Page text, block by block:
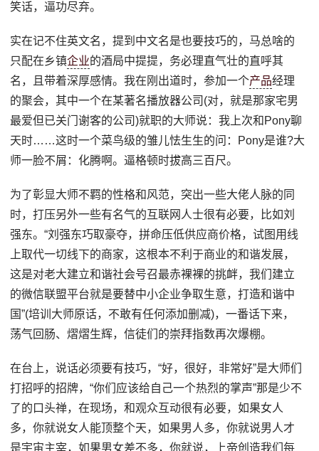
笑话，逼功尽弃。
实在记不住英文名，提到中文名是也要技巧的，马总啥的
只配在乡镇企业的酒局中提提，务必理直气壮的直呼其
名，且带着深厚感情。我在刚出道时，参加一个产品经理
的聚会，其中一个在某著名播放器公司(对，就是那家宅男
最爱但已关门谢客的公司)就职的大师说：我上次和Pony聊
天时……这时一个菜鸟级的雏儿怯生生的问：Pony是谁?大
师一脸不屑：化腾啊。逼格顿时拔高三百尺。
为了彰显大师不羁的性格和风范，突出一些大佬人脉的同
时，打压另外一些有名气的互联网人士很有必要，比如刘
强东。“刘强东巧取豪夺，拼命压低供应商价格，试图用线
上取代一切线下的商家，这根本不利于商业的和谐发展，
这是对老大建立和谐社会号召最赤裸裸的挑衅，我们建立
的微信联盟平台就是要替中小企业争取生意，打造和谐中
国”(培训大师原话，不敢有任何添加删减)，一番话下来，
荡气回肠、熠熠生辉，信徒们的崇拜指数再次爆棚。
在台上，说话必须要有技巧，“好，很好，非常好”是大师们
打招呼的招牌，“你们应该给自己一个热烈的掌声”那是少不
了的口头禅，在现场，和观众互动很有必要，如果女人
多，你就说女人能顶整个天，如果男人多，你就说男人才
是宇宙主宰，如果男女差不多，你就说，上帝创造我们每